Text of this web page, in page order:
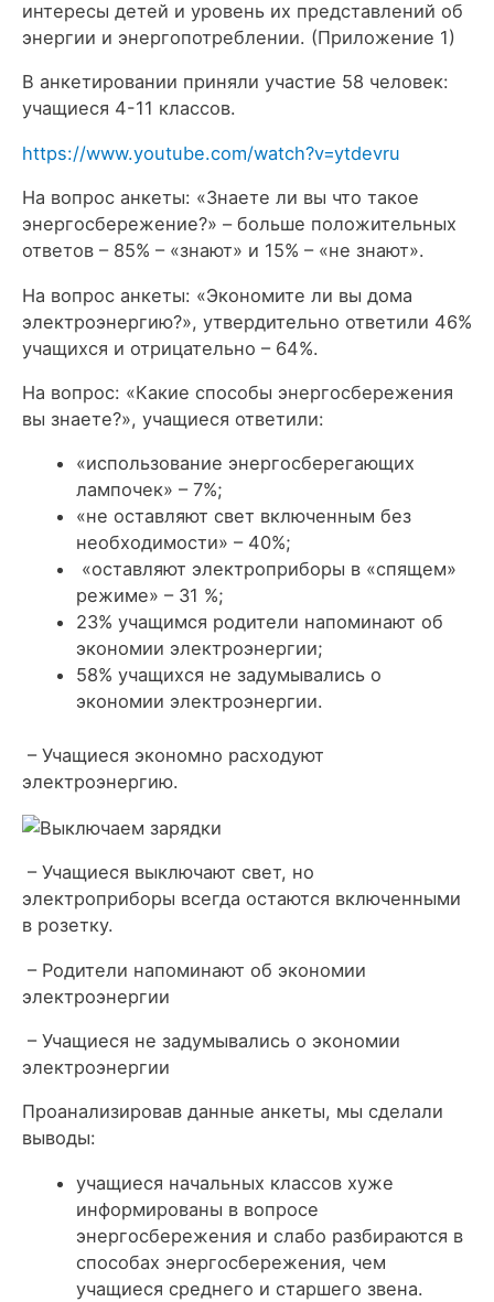
интересы детей и уровень их представлений об
энергии и энергопотреблении. (Приложение 1)
В анкетировании приняли участие 58 человек:
учащиеся 4-11 классов.
https://www.youtube.com/watch?v=ytdevru
На вопрос анкеты: «Знаете ли вы что такое
энергосбережение?» – больше положительных
ответов – 85% – «знают» и 15% – «не знают».
На вопрос анкеты: «Экономите ли вы дома
электроэнергию?», утвердительно ответили 46%
учащихся и отрицательно – 64%.
На вопрос: «Какие способы энергосбережения
вы знаете?», учащиеся ответили:
«использование энергосберегающих
лампочек» – 7%;
«не оставляют свет включенным без
необходимости» – 40%;
«оставляют электроприборы в «спящем»
режиме» – 31 %;
23% учащимся родители напоминают об
экономии электроэнергии;
58% учащихся не задумывались о
экономии электроэнергии.
– Учащиеся экономно расходуют
электроэнергию.
– Учащиеся выключают свет, но
электроприборы всегда остаются включенными
в розетку.
– Родители напоминают об экономии
электроэнергии
– Учащиеся не задумывались о экономии
электроэнергии
Проанализировав данные анкеты, мы сделали
выводы:
учащиеся начальных классов хуже
информированы в вопросе
энергосбережения и слабо разбираются в
способах энергосбережения, чем
учащиеся среднего и старшего звена.